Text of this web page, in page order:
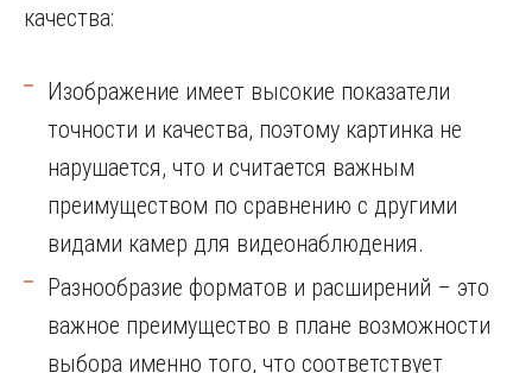
качества:
Изображение имеет высокие показатели
точности и качества, поэтому картинка не
нарушается, что и считается важным
преимуществом по сравнению с другими
видами камер для видеонаблюдения.
Разнообразие форматов и расширений – это
важное преимущество в плане возможности
выбора именно того, что соответствует